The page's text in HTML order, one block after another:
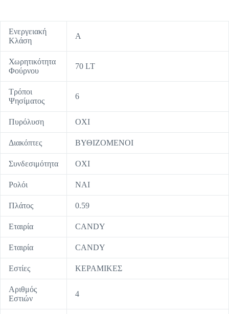
Ενεργειακή
Κλάση
A
Χωρητικότητα
Φούρνου
70 LT
Τρόποι
Ψησίματος
6
Πυρόλυση ΟΧΙ
Διακόπτες ΒΥΘΙΖΟΜΕΝΟΙ
Συνδεσιμότητα ΟΧΙ
Ρολόι ΝΑΙ
Πλάτος 0.59
Εταιρία CANDY
Εταιρία CANDY
Εστίες ΚΕΡΑΜΙΚΕΣ
Αριθμός
Εστιών
4